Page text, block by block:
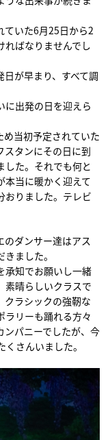
ていた6月25日から2
ればなりませんでし
が早まり、すべて調
に出発の日を迎えら
当初予定されていた
スタンにその日に到
した。それでも何と
本当に暖かく迎えて
おりました。テレビ
ダンサー達はアス
ました。
承知でお願いし一緒
素晴らしいクラスで
クラシックの強靭な
ラリーも踊れる方々
ンパニーでしたが、今
さんいました。